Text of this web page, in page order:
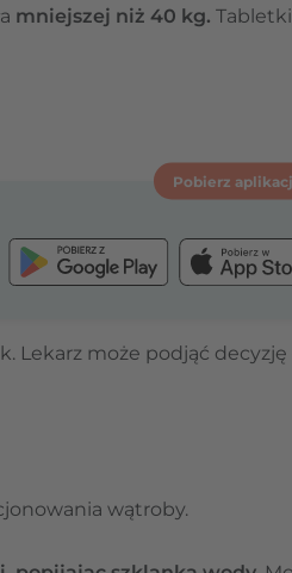
mniejszej niż 40 kg.
Pobierz
Lekarz może podjąć decyzję
wątroby.